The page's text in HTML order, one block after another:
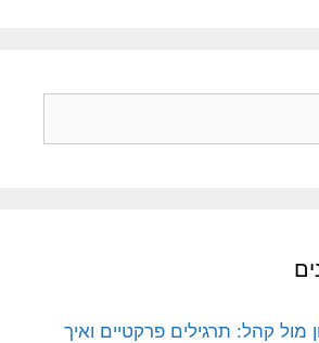
מול קהל: תרגילים פרקטיים ואיך